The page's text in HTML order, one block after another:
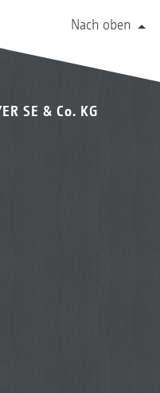
Nach oben
SE & Co. KG